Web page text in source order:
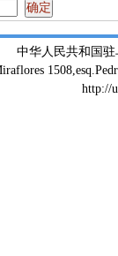
中华人民共和国
http://